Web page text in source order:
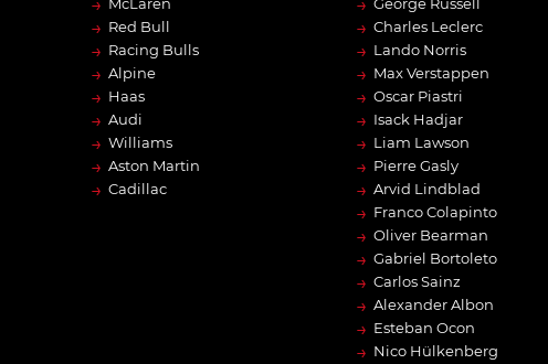
→ Red Bull
→ Racing Bulls
→ Alpine
→ Haas
→ Audi
→ Williams
→ Aston Martin
→ Cadillac
→ Charles Leclerc
→ Lando Norris
→ Max Verstappen
→ Oscar Piastri
→ Isack Hadjar
→ Liam Lawson
→ Pierre Gasly
→ Arvid Lindblad
→ Franco Colapinto
→ Oliver Bearman
→ Gabriel Bortoleto
→ Carlos Sainz
→ Alexander Albon
→ Esteban Ocon
→ Nico Hülkenberg